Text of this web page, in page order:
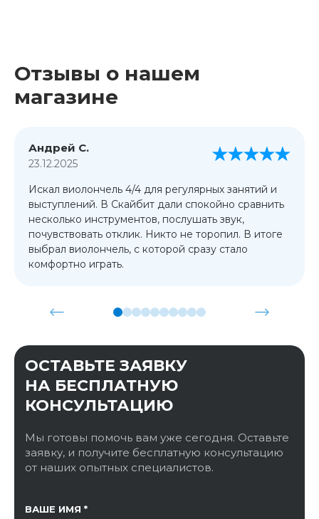
Отзывы о нашем
магазине
Андрей С.
23.12.2025
Искал виолончель 4/4 для регулярных занятий и
выступлений. В Скайбит дали спокойно сравнить
несколько инструментов, послушать звук,
почувствовать отклик. Никто не торопил. В итоге
выбрал виолончель, с которой сразу стало
комфортно играть.
ОСТАВЬТЕ ЗАЯВКУ
НА БЕСПЛАТНУЮ
КОНСУЛЬТАЦИЮ
Мы готовы помочь вам уже сегодня. Оставьте
заявку, и получите бесплатную консультацию
от наших опытных специалистов.
ВАШЕ ИМЯ
ССЫЛКА НА СТРАНИЦУ